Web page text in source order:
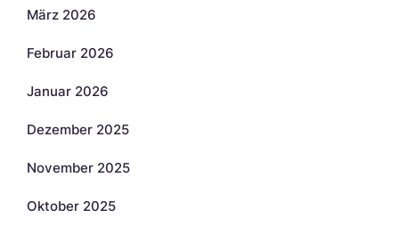
März 2026
Februar 2026
Januar 2026
Dezember 2025
November 2025
Oktober 2025